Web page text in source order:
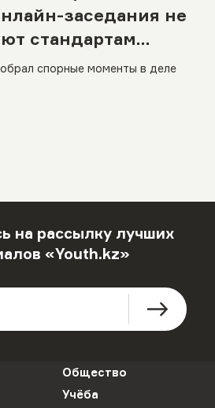
заседания не
стандартам
суда»
спорные моменты в деле
на рассылку лучших
«Youth.kz»
Общество
Учёба